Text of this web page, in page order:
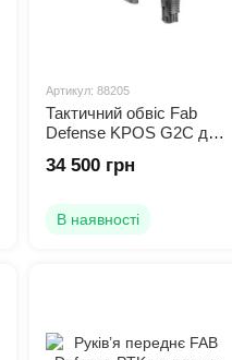
FAB Defenseрозробляє
до Державної безпеки
Артикул: 88205
Тактичний обвіс Fab
Defense KPOS G2C для
34 500 грн
В наявності